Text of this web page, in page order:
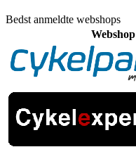
Bedst anmeldte webshops
Webshop